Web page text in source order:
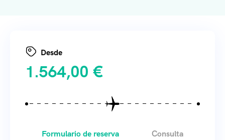
Desde
1.564,00 €
Formulario de reserva Consulta